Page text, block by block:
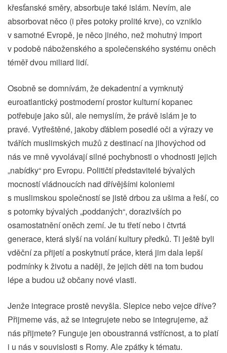
křesťanské směry, absorbuje také islám. Nevím, ale
absorbovat něco (i přes potoky prolité krve), co vzniklo
v samotné Evropě, je něco jiného, než mohutný import
v podobě náboženského a společenského systému oněch
téměř dvou miliard lidí.
Osobně se domnívám, že dekadentní a vymknutý
euroatlantický postmoderní prostor kulturní kopanec
potřebuje jako sůl, ale nemyslím, že právě islám je to
pravé. Vytřeštěné, jakoby ďáblem posedlé oči a výrazy ve
tvářích muslimských mužů z destinací na jihovýchod od
nás ve mně vyvolávají silné pochybnosti o vhodnosti jejich
„nabídky“ pro Evropu. Političtí představitelé bývalých
mocností vládnoucích nad dřívějšími koloniemi
s muslimskou společností se jistě drbou za ušima a řeší, co
s potomky bývalých „poddaných“, dorazivších po
osamostatnění oněch zemí. Je tu třetí nebo i čtvrtá
generace, která slyší na volání kultury předků. Ti ještě byli
vděční za přijetí a poskytnutí práce, která jim dala lepší
podmínky k životu a naději, že jejich děti na tom budou
lépe a budou už občany nové vlasti.
Jenže integrace prostě nevyšla. Slepice nebo vejce dříve?
Přijmeme vás, až se integrujete nebo se integrujeme, až
nás přijmete? Funguje jen oboustranná vstřícnost, a to platí
i u nás v souvislosti s Romy. Ale zpátky k tématu.